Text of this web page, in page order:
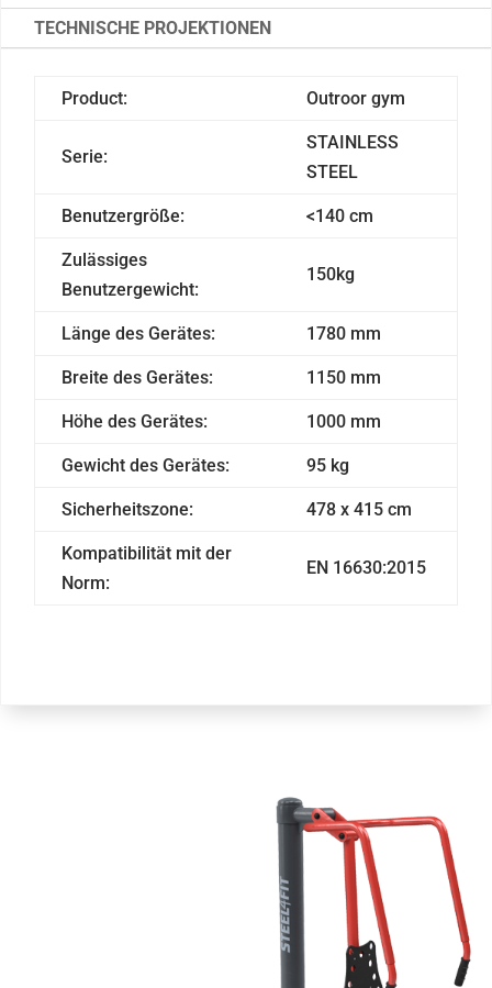
TECHNISCHE PROJEKTIONEN
Product: Outroor gym
Serie:
STAINLESS
STEEL
Benutzergröße: <140 cm
Zulässiges
Benutzergewicht:
150kg
Länge des Gerätes: 1780 mm
Breite des Gerätes: 1150 mm
Höhe des Gerätes: 1000 mm
Gewicht des Gerätes: 95 kg
Sicherheitszone: 478 x 415 cm
Kompatibilität mit der
Norm:
EN 16630:2015